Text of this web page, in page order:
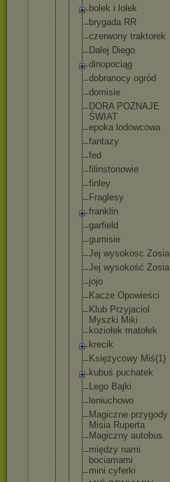
bolek i lolek
brygada RR
czerwony traktorek
Dalej Diego
dinopociąg
dobranocy ogród
domisie
DORA POZNAJE
ŚWIAT
epoka lodowcowa
fantazy
fed
filinstonowie
finley
Fraglesy
franklin
garfield
gumisie
Jej wysokosc Zosia
Jej wysokość Zosia
jojo
Kacze Opowieści
Klub Przyjaciol
Myszki Miki
koziołek matołek
krecik
Księżycowy Miś(1)
kubuś puchatek
Lego Bajki
leniuchowo
Magiczne przygody
Misia Ruperta
Magiczny autobus
między nami
bociamami
mini cyferki